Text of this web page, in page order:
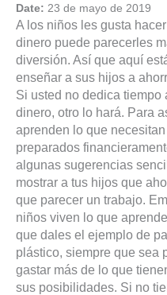
Date: 23 de mayo de 2019
A los niños les gusta
dinero puede parecerles
diversión. Así que aquí
enseñar a sus hijos a
Si usted no dedica tiempo
dinero, otro lo hará. Para
aprenden lo que
preparados
algunas sugerencias
mostrar a tus hijos que
que parecer un trabajo.
niños viven lo que
que dales el ejemplo de
plástico, siempre que sea
gastar más de lo que
sus posibilidades. Si no